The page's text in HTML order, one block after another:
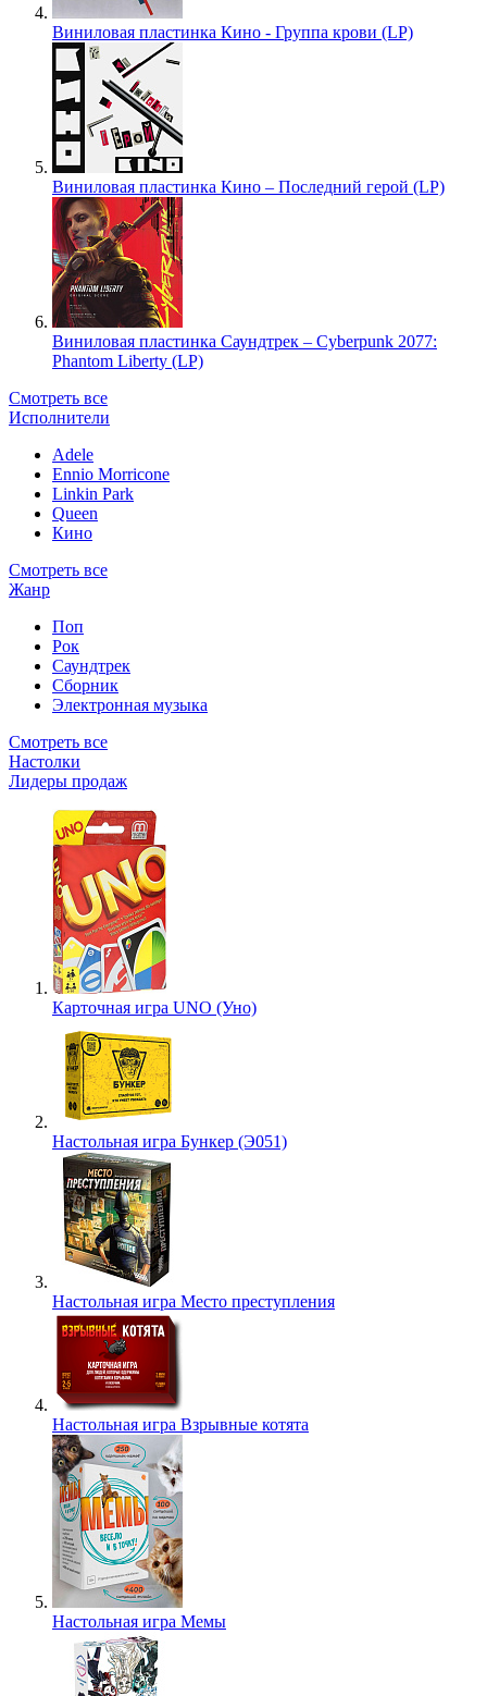
Виниловая пластинка Кино - Группа крови (LP)
Виниловая пластинка Кино – Последний герой (LP)
Виниловая пластинка Саундтрек – Cyberpunk 2077:
Phantom Liberty (LP)
Смотреть все
Исполнители
Adele
Ennio Morricone
Linkin Park
Queen
Кино
Смотреть все
Жанр
Поп
Рок
Саундтрек
Сборник
Электронная музыка
Смотреть все
Настолки
Лидеры продаж
Карточная игра UNO (Уно)
Настольная игра Бункер (Э051)
Настольная игра Место преступления
Настольная игра Взрывные котята
Настольная игра Мемы